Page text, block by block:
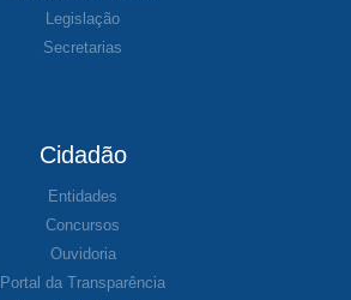
Legislação
Secretarias
Cidadão
Entidades
Concursos
Ouvidoria
Portal da Transparência